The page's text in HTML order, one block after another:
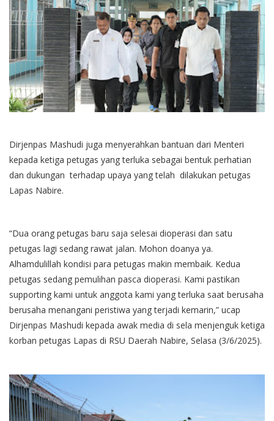
Dirjenpas Mashudi juga menyerahkan bantuan dari Menteri
kepada ketiga petugas yang terluka sebagai bentuk perhatian
dan dukungan terhadap upaya yang telah dilakukan petugas
Lapas Nabire.
“Dua orang petugas baru saja selesai dioperasi dan satu
petugas lagi sedang rawat jalan. Mohon doanya ya.
Alhamdulillah kondisi para petugas makin membaik. Kedua
petugas sedang pemulihan pasca dioperasi. Kami pastikan
supporting kami untuk anggota kami yang terluka saat berusaha
berusaha menangani peristiwa yang terjadi kemarin,” ucap
Dirjenpas Mashudi kepada awak media di sela menjenguk ketiga
korban petugas Lapas di RSU Daerah Nabire, Selasa (3/6/2025).